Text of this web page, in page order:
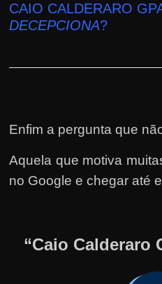
CAIO CALDERARO
DECEPCIONA?
Enfim a pergunta que
Aquela que motiva
no Google e chegar até
“Caio Calderaro